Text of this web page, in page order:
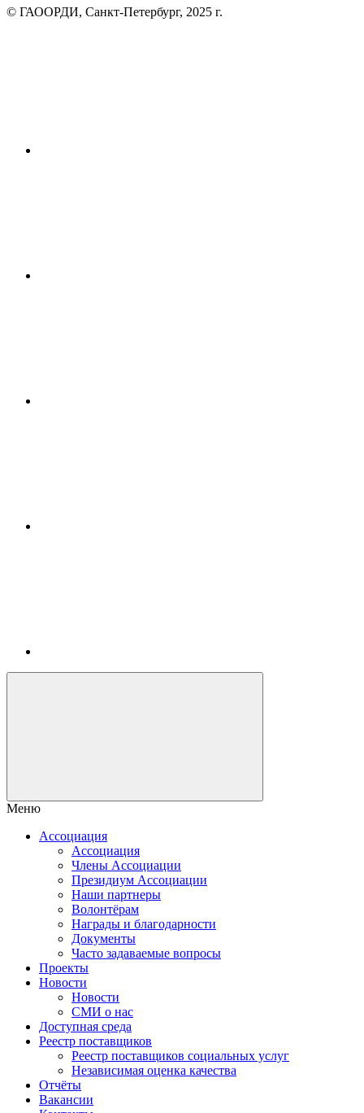
© ГАООРДИ, Санкт-Петербург, 2025 г.
Меню
Ассоциация
Ассоциация
Члены Ассоциации
Президиум Ассоциации
Наши партнеры
Волонтёрам
Награды и благодарности
Документы
Часто задаваемые вопросы
Проекты
Новости
Новости
СМИ о нас
Доступная среда
Реестр поставщиков
Реестр поставщиков социальных услуг
Независимая оценка качества
Отчёты
Вакансии